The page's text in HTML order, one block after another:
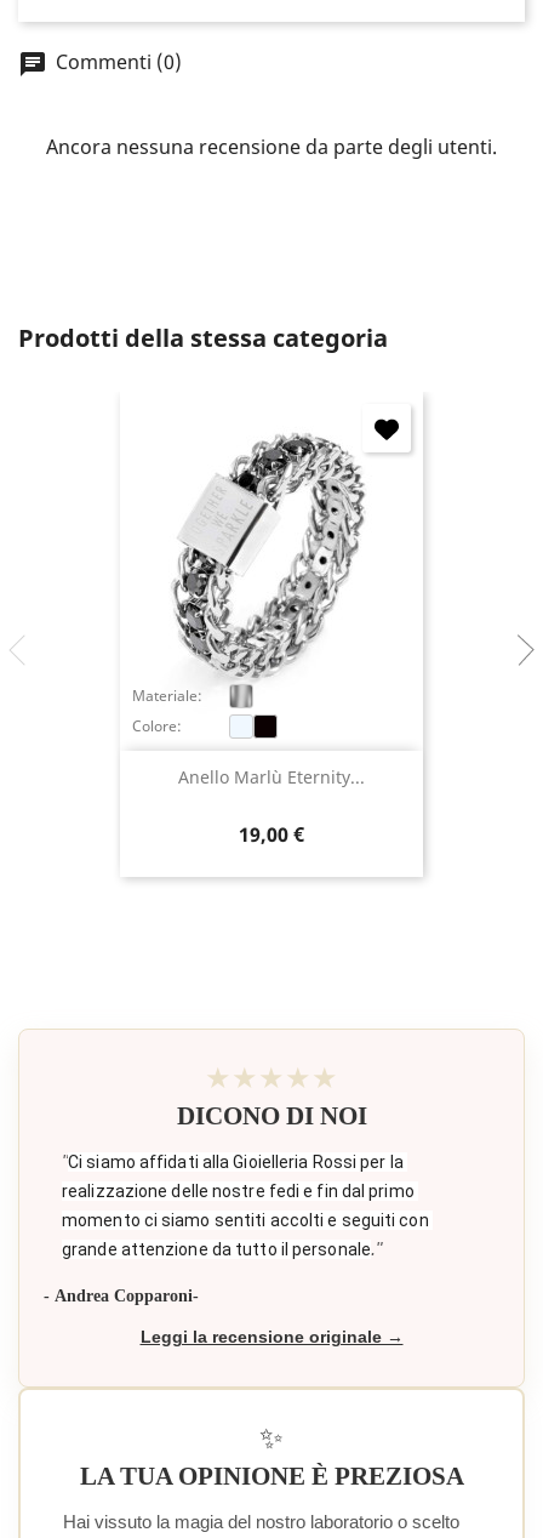
Commenti (0)
Ancora nessuna recensione da parte degli utenti.
Prodotti della stessa categoria
Anello Marlù Eternity...
Prezzo
19,00 €
Materiale:
Colore:
★★★★★
DICONO DI NOI
"Ci siamo affidati alla Gioielleria Rossi per la
realizzazione delle nostre fedi e fin dal primo
momento ci siamo sentiti accolti e seguiti con
grande attenzione da tutto il personale."
- Andrea Copparoni-
Leggi la recensione originale →
✨
LA TUA OPINIONE È PREZIOSA
Hai vissuto la magia del nostro laboratorio o scelto
Annulla Accedi